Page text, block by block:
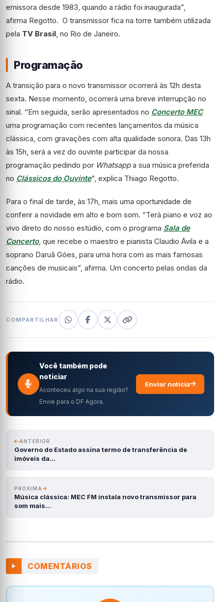
emissora desde 1983, quando a rádio foi inaugurada”,
afirma Regotto. O transmissor fica na torre também utilizada
pela TV Brasil, no Rio de Janeiro.
Programação
A transição para o novo transmissor ocorrerá às 12h desta
sexta. Nesse momento, ocorrerá uma breve interrupção no
sinal. “Em seguida, serão apresentados no Concerto MEC
uma programação com recentes lançamentos da música
clássica, com gravações com alta qualidade sonora. Das 13h
às 15h, será a vez do ouvinte participar da nossa
programação pedindo por Whatsappa sua música preferida
no Clássicos do Ouvinte“, explica Thiago Regotto.
Para o final de tarde, às 17h, mais uma oportunidade de
conferir a novidade em alto e bom som. “Terá piano e voz ao
vivo direto do nosso estúdio, com o programa Sala de
Concerto, que recebe o maestro e pianista Claudio Ávila e a
soprano Daruã Góes, para uma hora com as mais famosas
canções de musicais”, afirma. Um concerto pelas ondas da
rádio.
COMPARTILHAR
Você também pode
noticiar
Aconteceu algo na sua região?
Envie para o DF Agora.
Enviar notícia
ANTERIOR
Governo do Estado assina termo de transferência de
imóveis da…
PRÓXIMA
Música clássica: MEC FM instala novo transmissor para
som mais…
COMENTÁRIOS